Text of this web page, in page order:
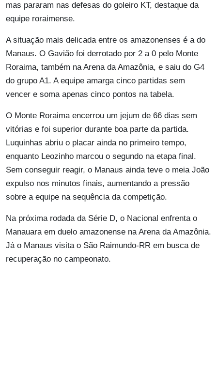
mas pararam nas defesas do goleiro KT, destaque da
equipe roraimense.
A situação mais delicada entre os amazonenses é a do
Manaus. O Gavião foi derrotado por 2 a 0 pelo Monte
Roraima, também na Arena da Amazônia, e saiu do G4
do grupo A1. A equipe amarga cinco partidas sem
vencer e soma apenas cinco pontos na tabela.
O Monte Roraima encerrou um jejum de 66 dias sem
vitórias e foi superior durante boa parte da partida.
Luquinhas abriu o placar ainda no primeiro tempo,
enquanto Leozinho marcou o segundo na etapa final.
Sem conseguir reagir, o Manaus ainda teve o meia João
expulso nos minutos finais, aumentando a pressão
sobre a equipe na sequência da competição.
Na próxima rodada da Série D, o Nacional enfrenta o
Manauara em duelo amazonense na Arena da Amazônia.
Já o Manaus visita o São Raimundo-RR em busca de
recuperação no campeonato.